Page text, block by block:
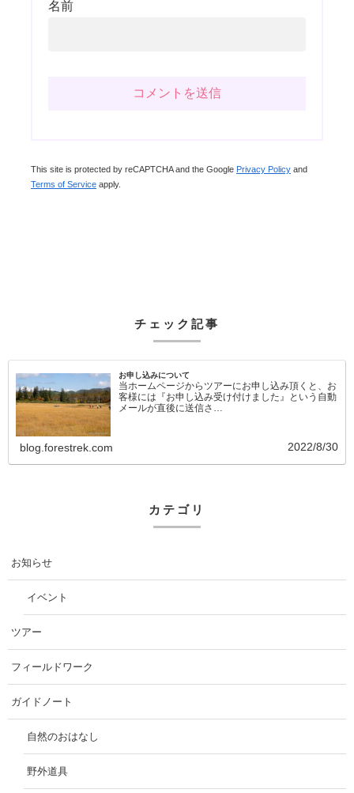
名前
This site is protected by reCAPTCHA and the Google Privacy Policy and
Terms of Service apply.
チェック記事
お申し込みについて
当ホームページからツアーにお申し込み頂くと、お
客様には『お申し込み受け付けました』という自動
メールが直後に送信さ…
blog.forestrek.com 2022/8/30
カテゴリ
お知らせ
イベント
ツアー
フィールドワーク
ガイドノート
自然のおはなし
野外道具